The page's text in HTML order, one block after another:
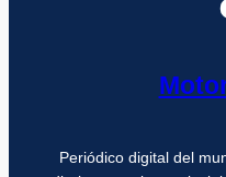
Periódico digital del